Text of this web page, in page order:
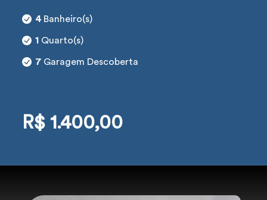
4Banheiro(s)
1 Quarto(s)
7Garagem Descoberta
R$ 1.400,00